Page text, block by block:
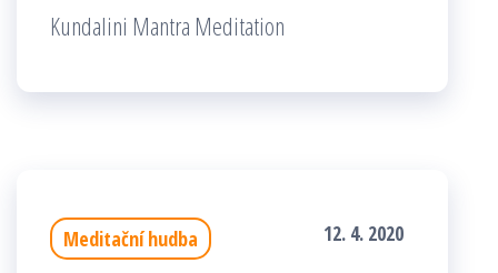
Kundalini Mantra Meditation
Meditační hudba 12. 4. 2020